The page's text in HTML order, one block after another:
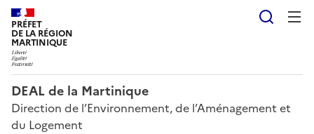
PRÉFET
DE LA RÉGION
MARTINIQUE
DEAL de la Martinique
Direction de l’Environnement, de l’Aménagement et
du Logement